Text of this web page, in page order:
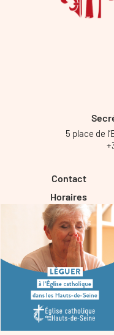
5 place de
Contact
Horaires